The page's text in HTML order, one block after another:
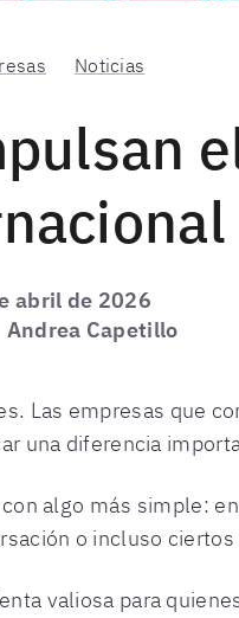
Noticias
abril de 2026
Andrea Capetillo
Las empresas que
una diferencia
algo más simple:
o incluso
valiosa para